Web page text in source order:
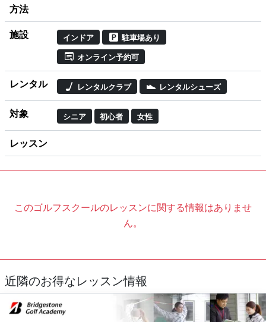
方法
施設 インドア 駐車場あり
オンライン予約可
レンタル レンタルクラブ レンタルシューズ
対象 シニア 初心者 女性
レッスン
このゴルフスクールのレッスンに関する情報はありませ
ん。
近隣のお得なレッスン情報